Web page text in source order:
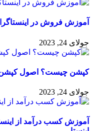
فروش در اینستاگرام با 9 استراتژی موفق فروش آنلاین
2023
چیست؟ اصول کپشن
2023